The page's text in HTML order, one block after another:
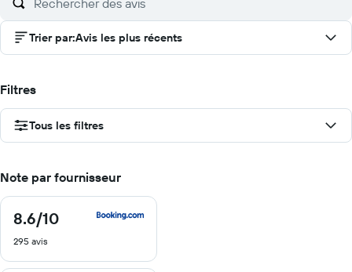
Trier par:Avis les plus récents
Filtres
Tous les filtres
Note par fournisseur
8.6/10
8.6
10
295 avis